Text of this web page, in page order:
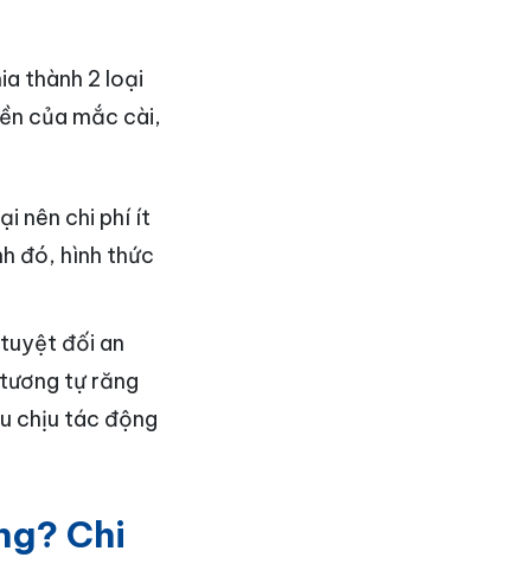
thành 2 loại
của mắc cài,
nên chi phí ít
đó, hình thức
đối an
tự răng
chịu tác động
Chi